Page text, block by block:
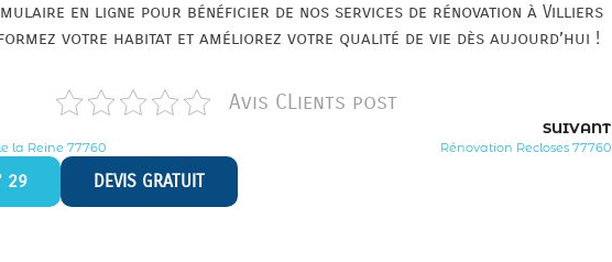
en ligne pour bénéficier de nos services de rénovation à Villiers
votre habitat et améliorez votre qualité de vie dès aujourd’hui !
Avis CLients post
la Reine 77760
SUIVANT
Rénovation Recloses 77760
29 DEVIS GRATUIT